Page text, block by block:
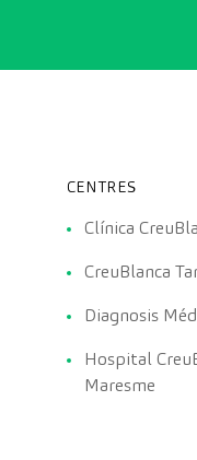
CENTRES
Clínica
CreuBlanca
Diagnosis
Hospital
Maresme